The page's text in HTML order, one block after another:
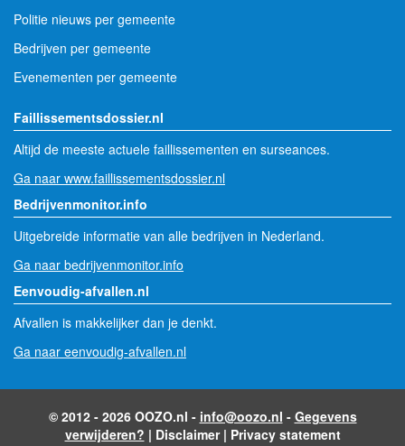
Politie nieuws per gemeente
Bedrijven per gemeente
Evenementen per gemeente
Faillissementsdossier.nl
Altijd de meeste actuele faillissementen en surseances.
Ga naar www.faillissementsdossier.nl
Bedrijvenmonitor.info
Uitgebreide informatie van alle bedrijven in Nederland.
Ga naar bedrijvenmonitor.info
Eenvoudig-afvallen.nl
Afvallen is makkelijker dan je denkt.
Ga naar eenvoudig-afvallen.nl
© 2012 - 2026 OOZO.nl - info@oozo.nl - Gegevens
verwijderen? | Disclaimer| Privacy statement